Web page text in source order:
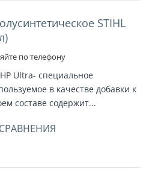
STIHL
по телефону
Ultra- специальное
в качестве добавки к
составе содержит...